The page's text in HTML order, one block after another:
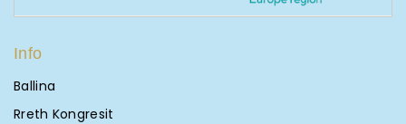
Info
Ballina
Rreth Kongresit